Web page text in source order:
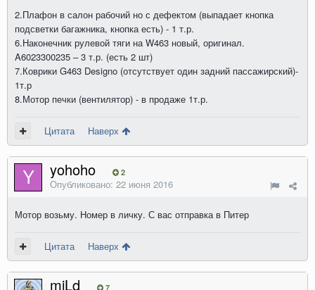
2.Плафон в салон рабочий но с дефектом (выпадает кнопка
подсветки багажника, кнопка есть) - 1 т.р.
6.Наконечник рулевой тяги на W463 новый, оригинал.
A6023300235 – 3 т.р. (есть 2 шт)
7.Коврики G463 Designo (отсутствует один задний пассажирский)-
1т.р
8.Мотор печки (вентилятор) - в продаже 1т.р.
Цитата Наверх
yohoho 2
Опубликовано: 22 июня 2016
Мотор возьму. Номер в личку. С вас отправка в Питер
Цитата Наверх
miLd 7